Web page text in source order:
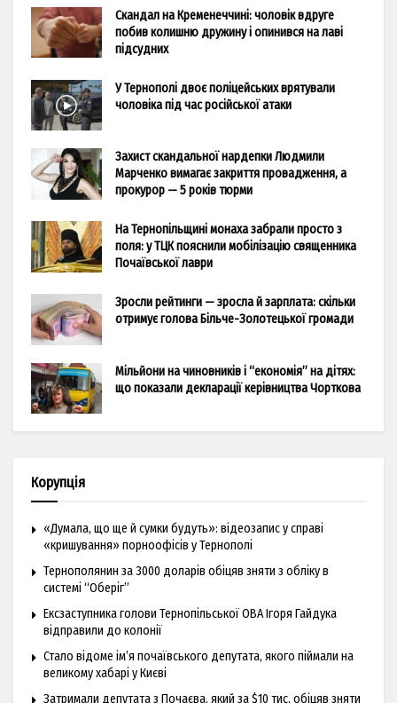
Скандал на Кременеччині: чоловік вдруге
побив колишню дружину і опинився на лаві
підсудних
У Тернополі двоє поліцейських врятували
чоловіка під час російської атаки
Захист скандальної нардепки Людмили
Марченко вимагає закриття провадження, а
прокурор — 5 років тюрми
На Тернопільщині монаха забрали просто з
поля: у ТЦК пояснили мобілізацію священника
Почаївської лаври
Зросли рейтинги — зросла й зарплата: скільки
отримує голова Більче-Золотецької громади
Мільйони на чиновників і “економія” на дітях:
що показали декларації керівництва Чорткова
Корупція
«Думала, що ще й сумки будуть»: відеозапис у справі
«кришування» порноофісів у Тернополі
Тернополянин за 3000 доларів обіцяв зняти з обліку в
системі “Оберіг”
Ексзаступника голови Тернопільської ОВА Ігоря Гайдука
відправили до колонії
Стало відоме ім’я почаївського депутата, якого піймали на
великому хабарі у Києві
Затримали депутата з Почаєва, який за $10 тис. обіцяв зняти